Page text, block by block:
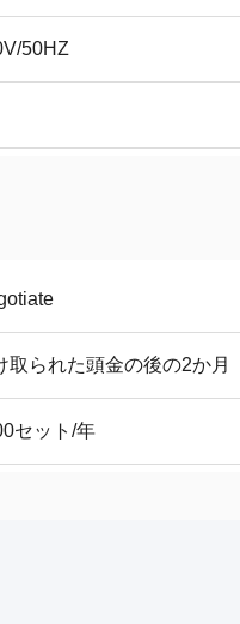
50HZ
取られた頭金の後の2か月
セット/年